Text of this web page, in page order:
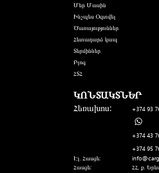
Մեր Մասին
Ինչպես Օգտվել
Ծառայություններ
Հետադարձ կապ
Տերմիններ
Բլոգ
ՀՏՀ
ԿՈՆՏԱԿՏՆԵՐ
Հեռախոս: +374 93
+374 43
+374 95
Էլ. Հասցե:
Հասցե:
ՀՀ, ք.